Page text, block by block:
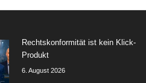
Rechtskonformität ist kein Klick-
Produkt
6. August 2026